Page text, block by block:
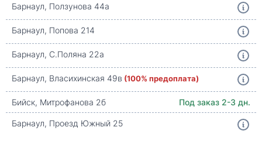
Барнаул, Ползунова 44а
Барнаул, Попова 214
Барнаул, С.Поляна 22а
Барнаул, Власихинская 49в (100% предоплата)
Бийск, Митрофанова 2б
Под заказ 2-3 дн.
Барнаул, Проезд Южный 25